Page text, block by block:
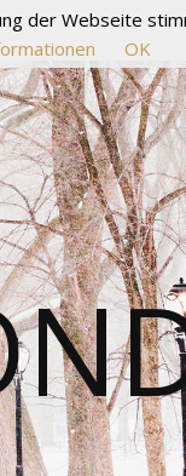
der Webseite
OK